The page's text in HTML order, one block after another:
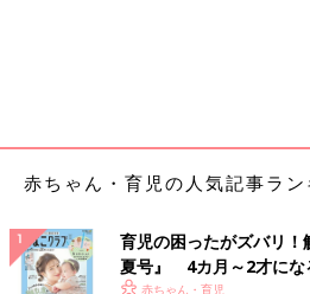
でいます」（えーさん）
◾️食洗機を導入
「水切りかごは場所を取るのでマッ
赤ちゃん・育児の人気記事ラン
育児の困ったがズバリ
夏号』 4カ月～2才にな
赤ちゃん・育児